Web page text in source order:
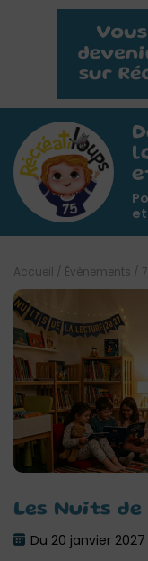
Les Nuits de
Du 20 janvier
Accueil / Évènements /